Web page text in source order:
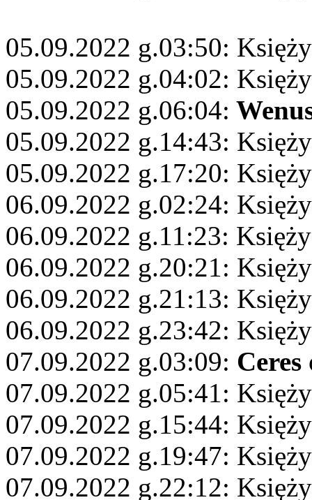
05.09.2022 g.03:50:
05.09.2022 g.04:02:
05.09.2022 g.06:04:
05.09.2022 g.14:43:
05.09.2022 g.17:20:
06.09.2022 g.02:24:
06.09.2022 g.11:23:
06.09.2022 g.20:21:
06.09.2022 g.21:13:
06.09.2022 g.23:42:
07.09.2022 g.03:09: Ceres
07.09.2022 g.05:41:
07.09.2022 g.15:44:
07.09.2022 g.19:47:
07.09.2022 g.22:12: